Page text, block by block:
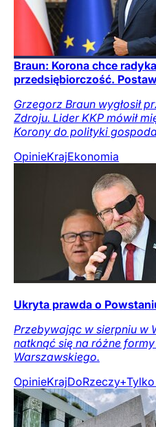
Braun: Korona chce
przedsiębiorczość.
Grzegorz Braun wygłosił
Zdroju. Lider KKP mówił
Korony do polityki
OpinieKrajEkonomia
Ukryta prawda o
Przebywając w sierpniu w
natknąć się na różne
Warszawskiego.
OpinieKrajDoRzeczy+